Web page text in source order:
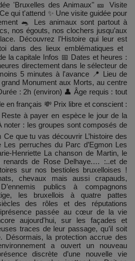
'Bruxelles des Animaux" 🎫 Visite
qui t'attend ✨ Une visite guidée pour
🐀​ Les animaux sont partout à
nos égouts, nos clochers jusqu’aux
Découvrez l'Histoire qui leur est
dans des lieux emblématiques et
la capitale Infos 📅 Dates et heures :
directement dans le sélecteur de
5 minutes à l'avance 📍 Lieu de
Monument aux Morts, au centre
: 2h (environ) 👤 Âge requis : tout
en français 💸 Prix libre et conscient :
à payer en espèce le jour de la
noter : les groupes sont composés de
que tu vas découvrir L’histoire des
Les perruches du Parc d’Egmon Les
Henriette La chanson de Martin, le
de Rose Delhaye.… :..et de
sur nos bestioles bruxelloises !
chevaux mais aussi crapauds,
publics à compagnons
les bruxellois à quatre pattes
des rôles et des réputations
passée au cœur de la vie
aujourd'hui, sur les façades et
traces de leur passage, qu’il soit
Désormais, la protection accrue des
a ouvert un nouveau
discrète d’une nouvelle vie